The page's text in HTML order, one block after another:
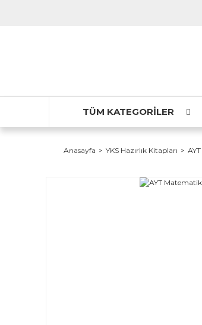
TÜM KATEGORİLER
Anasayfa YKS Hazırlık Kitapları